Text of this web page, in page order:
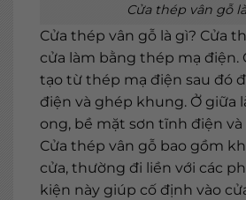
Cửa thép vân gỗ
Cửa thép vân gỗ là gì? Cửa
cửa làm bằng thép mạ điện.
tạo từ thép mạ điện sau đó
điện và ghép khung. Ở giữa
ong, bề mặt sơn tĩnh điện và
Cửa thép vân gỗ bao gồm
cửa, thường đi liền với các
kiện này giúp cố định vào